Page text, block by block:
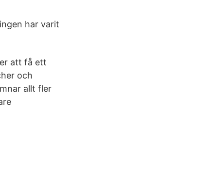
har varit
att få ett
och
allt fler